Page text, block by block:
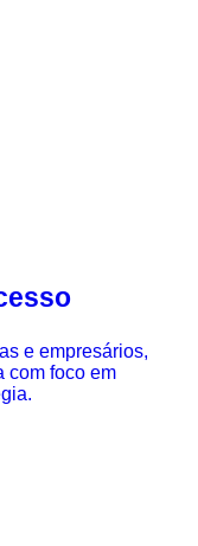
e empresários,
com foco em